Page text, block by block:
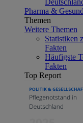
Pharma &
Themen
Weitere Themen
Statistiken
Fakten
Häufigste
Fakten
Top Report